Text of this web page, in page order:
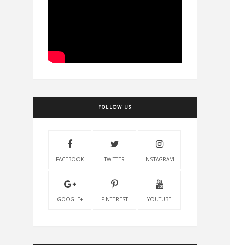
FOLLOW US
FACEBOOK TWITTER INSTAGRAM
GOOGLE+ PINTEREST YOUTUBE